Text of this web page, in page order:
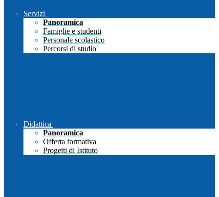
Servizi
Panoramica
Famiglie e studenti
Personale scolastico
Percorsi di studio
Didattica
Panoramica
Offerta formativa
Progetti di Istituto